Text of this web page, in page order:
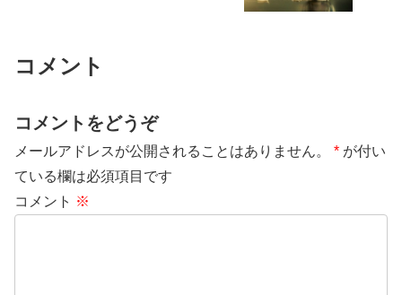
コメント
コメントをどうぞ
メールアドレスが公開されることはありません。 * が付い
ている欄は必須項目です
コメント ※